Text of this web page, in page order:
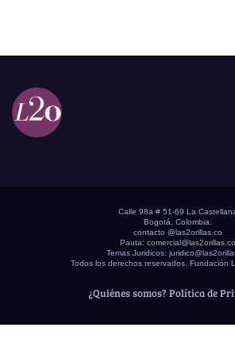
Calle 98a # 51-69 La
Bogotá, Colombia.
contacto @las2orillas.co
Pauta: comercial@las2orillas.co
Temas Juridicos:
Todos los derechos reservados. Fundación
¿Quiénes somos? Política de